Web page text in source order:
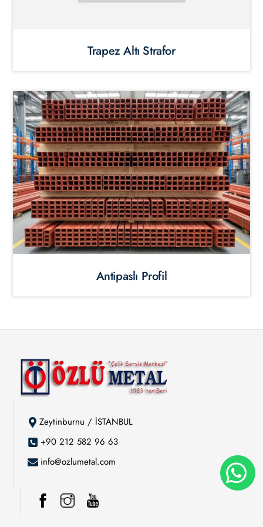
Trapez Altı Strafor
Antipaslı Profil
Zeytinburnu / İSTANBUL
+90 212 582 96 63
info@ozlumetal.com